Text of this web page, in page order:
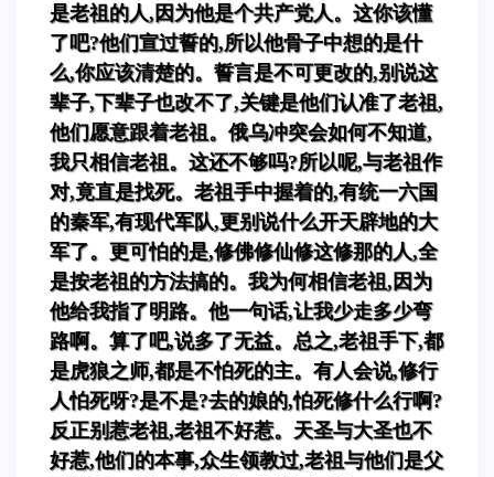
是老祖的人,因为他是个共产党人。这你该懂
了吧?他们宣过誓的,所以他骨子中想的是什
么,你应该清楚的。誓言是不可更改的,别说这
辈子,下辈子也改不了,关键是他们认准了老祖,
他们愿意跟着老祖。俄乌冲突会如何不知道,
我只相信老祖。这还不够吗?所以呢,与老祖作
对,竟直是找死。老祖手中握着的,有统一六国
的秦军,有现代军队,更别说什么开天辟地的大
军了。更可怕的是,修佛修仙修这修那的人,全
是按老祖的方法搞的。我为何相信老祖,因为
他给我指了明路。他一句话,让我少走多少弯
路啊。算了吧,说多了无益。总之,老祖手下,都
是虎狼之师,都是不怕死的主。有人会说,修行
人怕死呀?是不是?去的娘的,怕死修什么行啊?
反正别惹老祖,老祖不好惹。天圣与大圣也不
好惹,他们的本事,众生领教过,老祖与他们是父